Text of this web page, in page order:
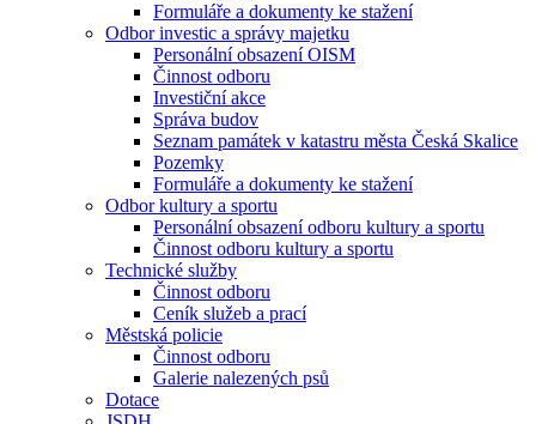
Formuláře a dokumenty ke stažení
Odbor investic a správy majetku
Personální obsazení OISM
Činnost odboru
Investiční akce
Správa budov
Seznam památek v katastru města Česká Skalice
Pozemky
Formuláře a dokumenty ke stažení
Odbor kultury a sportu
Personální obsazení odboru kultury a sportu
Činnost odboru kultury a sportu
Technické služby
Činnost odboru
Ceník služeb a prací
Městská policie
Činnost odboru
Galerie nalezených psů
Dotace